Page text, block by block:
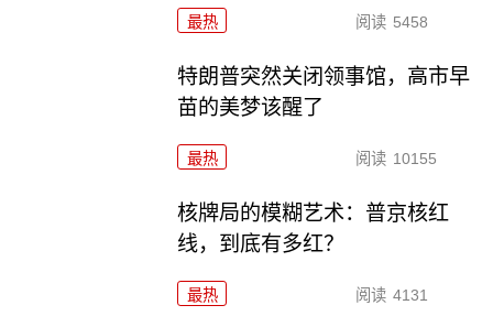
最热 阅读 5458
特朗普突然关闭领事馆，高市早
苗的美梦该醒了
最热 阅读 10155
核牌局的模糊艺术：普京核红
线，到底有多红？
最热 阅读 4131